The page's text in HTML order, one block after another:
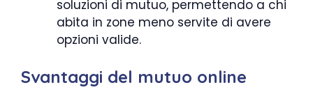
soluzioni di mutuo, permettendo a chi
abita in zone meno servite di avere
opzioni valide.
Svantaggi del mutuo online